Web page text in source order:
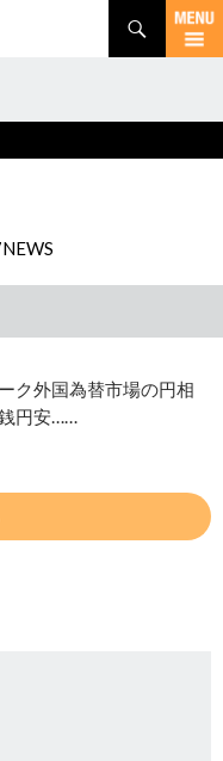
ク外国為替市場の円相
円安……